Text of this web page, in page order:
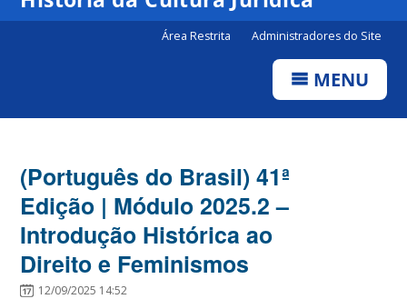
Área Restrita Administradores do Site
MENU
(Português do Brasil) 41ª
Edição | Módulo 2025.2 –
Introdução Histórica ao
Direito e Feminismos
12/09/2025 14:52